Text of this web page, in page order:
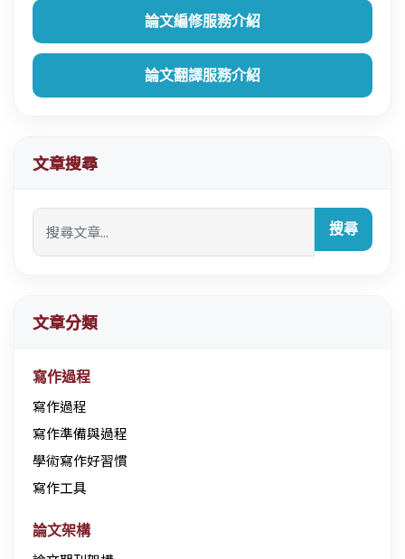
論文編修服務介紹
論文翻譯服務介紹
文章搜尋
搜尋
文章分類
寫作過程
寫作過程
寫作準備與過程
學術寫作好習慣
寫作工具
論文架構